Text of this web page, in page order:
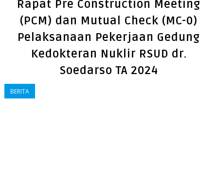
Rapat Pre Construction Meeting
(PCM) dan Mutual Check (MC-0)
Pelaksanaan Pekerjaan Gedung
Kedokteran Nuklir RSUD dr.
Soedarso TA 2024
BERITA